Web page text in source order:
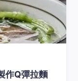
作Q彈拉麵